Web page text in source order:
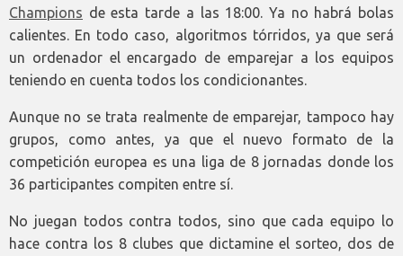
Champions de esta tarde a las 18:00. Ya no habrá bolas
calientes. En todo caso, algoritmos tórridos, ya que será
un ordenador el encargado de emparejar a los equipos
teniendo en cuenta todos los condicionantes.
Aunque no se trata realmente de emparejar, tampoco hay
grupos, como antes, ya que el nuevo formato de la
competición europea es una liga de 8 jornadas donde los
36 participantes compiten entre sí.
No juegan todos contra todos, sino que cada equipo lo
hace contra los 8 clubes que dictamine el sorteo, dos de